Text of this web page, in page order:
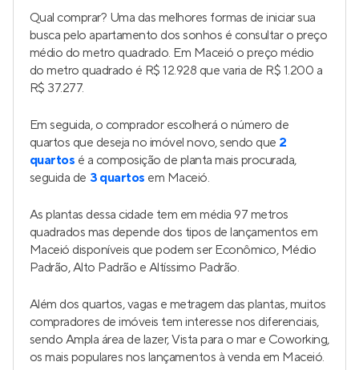
Qual comprar? Uma das melhores formas de iniciar sua
busca pelo apartamento dos sonhos é consultar o preço
médio do metro quadrado. Em Maceió o preço médio
do metro quadrado é R$ 12.928 que varia de R$ 1.200 a
R$ 37.277.
Em seguida, o comprador escolherá o número de
quartos que deseja no imóvel novo, sendo que 2
quartos é a composição de planta mais procurada,
seguida de 3 quartos em Maceió.
As plantas dessa cidade tem em média 97 metros
quadrados mas depende dos tipos de lançamentos em
Maceió disponíveis que podem ser Econômico, Médio
Padrão, Alto Padrão e Altíssimo Padrão.
Além dos quartos, vagas e metragem das plantas, muitos
compradores de imóveis tem interesse nos diferenciais,
sendo Ampla área de lazer, Vista para o mar e Coworking,
os mais populares nos lançamentos à venda em Maceió.